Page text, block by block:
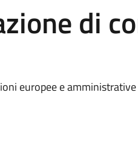
di
europee e